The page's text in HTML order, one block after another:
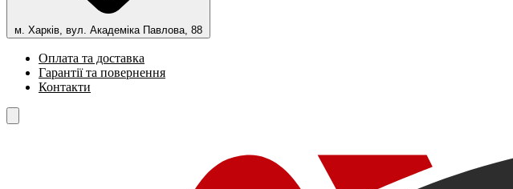
м. Харків, вул. Академіка Павлова, 88
Оплата та доставка
Гарантії та повернення
Контакти